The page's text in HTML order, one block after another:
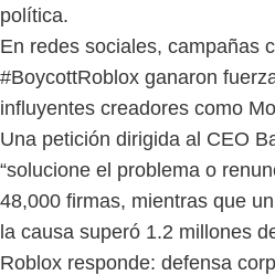
política.
En redes sociales, campañas
#BoycottRoblox ganaron
influyentes creadores como
Una petición dirigida al CEO
“solucione el problema o
48,000 firmas, mientras que
la causa superó 1.2 millones
Roblox responde: defensa